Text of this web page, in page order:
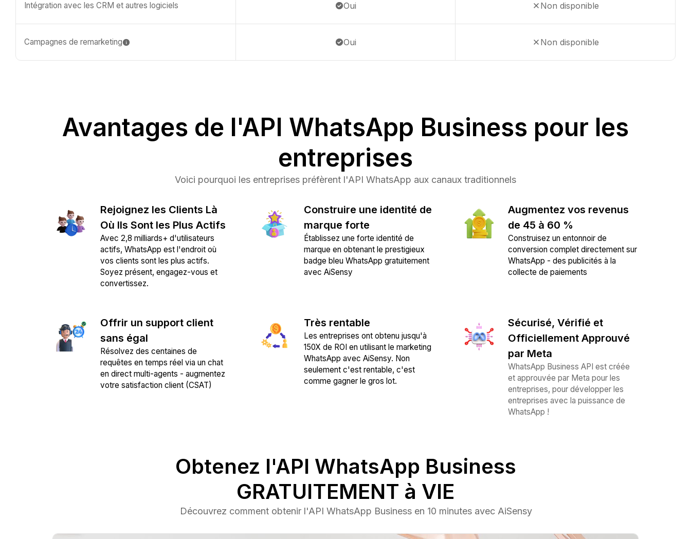
Intégration avec les CRM et autres logiciels Oui Non disponible
Campagnes de remarketing Oui Non disponible
Avantages de l'API WhatsApp Business pour les
entreprises
Voici pourquoi les entreprises préfèrent l'API WhatsApp aux canaux traditionnels
Rejoignez les Clients Là
Où Ils Sont les Plus Actifs
Avec 2,8 milliards+ d'utilisateurs
actifs, WhatsApp est l'endroit où
vos clients sont les plus actifs.
Soyez présent, engagez-vous et
convertissez.
Construire une identité de
marque forte
Établissez une forte identité de
marque en obtenant le prestigieux
badge bleu WhatsApp gratuitement
avec AiSensy
Augmentez vos revenus
de 45 à 60 %
Construisez un entonnoir de
conversion complet directement sur
WhatsApp - des publicités à la
collecte de paiements
Offrir un support client
sans égal
Résolvez des centaines de
requêtes en temps réel via un chat
en direct multi-agents - augmentez
votre satisfaction client (CSAT)
Très rentable
Les entreprises ont obtenu jusqu'à
150X de ROI en utilisant le marketing
WhatsApp avec AiSensy. Non
seulement c'est rentable, c'est
comme gagner le gros lot.
Sécurisé, Vérifié et
Officiellement Approuvé
par Meta
WhatsApp Business API est créée
et approuvée par Meta pour les
entreprises, pour développer les
entreprises avec la puissance de
WhatsApp !
Obtenez l'API WhatsApp Business
GRATUITEMENT à VIE
Découvrez comment obtenir l'API WhatsApp Business en 10 minutes avec AiSensy